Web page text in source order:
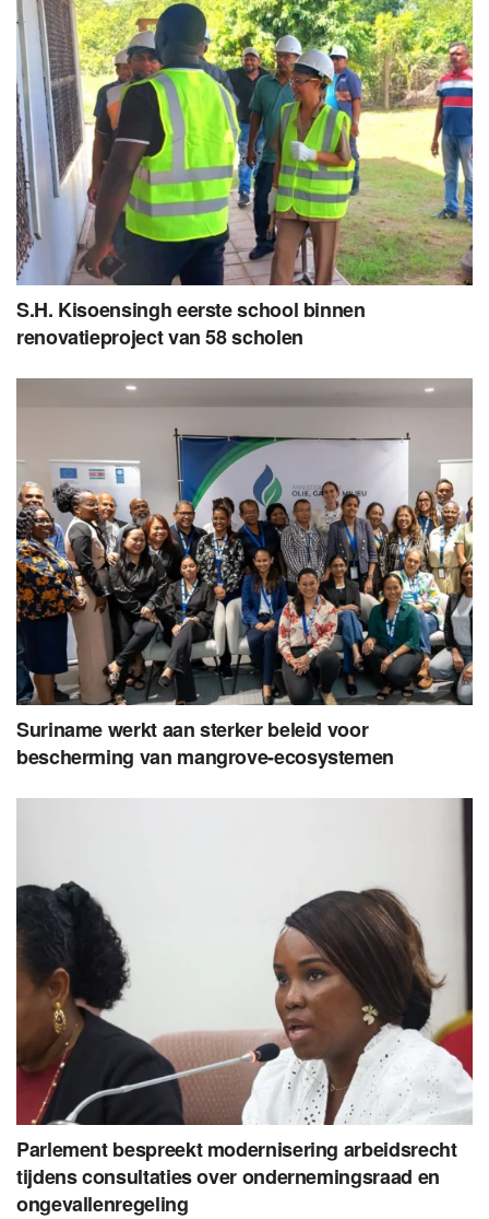
S.H. Kisoensingh eerste school binnen
renovatieproject van 58 scholen
Suriname werkt aan sterker beleid voor
bescherming van mangrove-ecosystemen
Parlement bespreekt modernisering arbeidsrecht
tijdens consultaties over ondernemingsraad en
ongevallenregeling